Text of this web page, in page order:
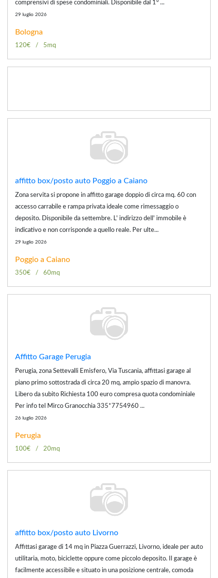
comprensivi di spese condominiali. Disponibile dal 1° ...
29 luglio 2026
Bologna
120€ 5mq
affitto box/posto auto Poggio a Caiano
Zona servita si propone in affitto garage doppio di circa mq. 60 con
accesso carrabile e rampa privata ideale come rimessaggio o
deposito. Disponibile da settembre. L' indirizzo dell' immobile è
indicativo e non corrisponde a quello reale. Per ulte...
29 luglio 2026
Poggio a Caiano
350€ 60mq
Affitto Garage Perugia
Perugia, zona Settevalli Emisfero, Via Tuscania, affittasi garage al
piano primo sottostrada di circa 20 mq, ampio spazio di manovra.
Libero da subito Richiesta 100 euro compresa quota condominiale
Per info tel Mirco Granocchia 335*7754960 ...
26 luglio 2026
Perugia
100€ 20mq
affitto box/posto auto Livorno
Affittasi garage di 14 mq in Piazza Guerrazzi, Livorno, ideale per auto
utilitaria, moto, biciclette oppure come piccolo deposito. Il garage è
facilmente accessibile e situato in una posizione centrale, comoda